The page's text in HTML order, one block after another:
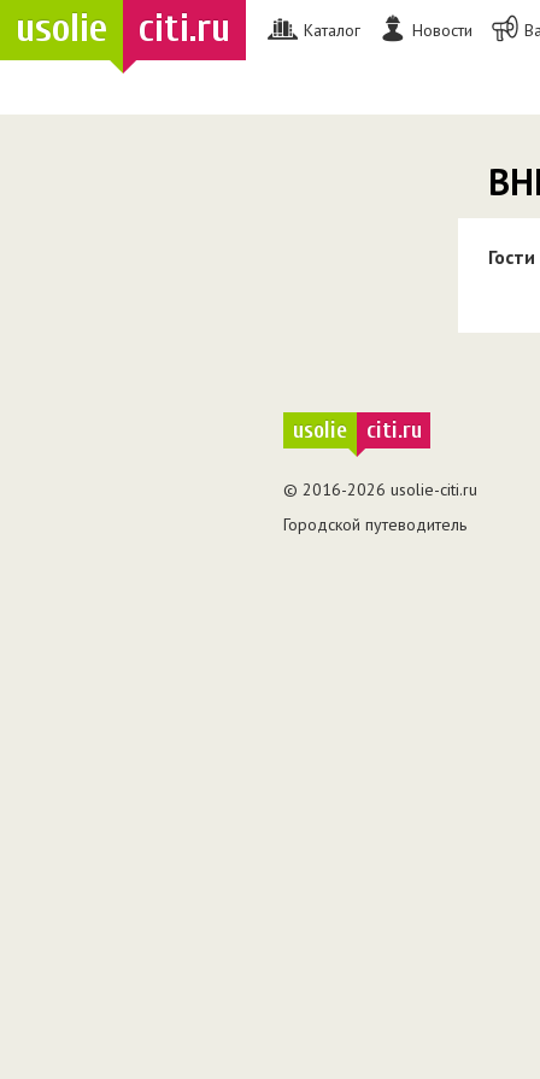
usolie citi.ru Каталог Новости
Гости
usolie citi.ru
© 2016-2026 usolie-citi.ru
Городской путеводитель